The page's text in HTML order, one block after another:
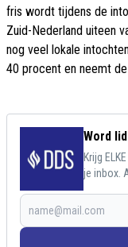
fris wordt tijdens de
Zuid-Nederland uiteen
nog veel lokale
40 procent en neemt
Word
Krijg
je inbox.